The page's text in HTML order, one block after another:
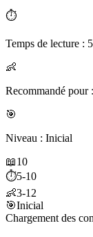
⏱️
Temps de lecture :
👶
Recommandé pour
🎯
Niveau : Inicial
📖10
⏱️5-10
👶3-12
🎯Inicial
Chargement des